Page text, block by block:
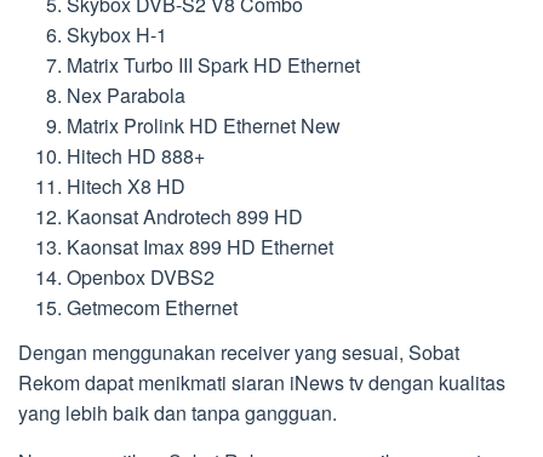
Skybox H-1
Matrix Turbo III Spark HD Ethernet
Nex Parabola
Matrix Prolink HD Ethernet New
Hitech HD 888+
Hitech X8 HD
Kaonsat Androtech 899 HD
Kaonsat Imax 899 HD Ethernet
Openbox DVBS2
Getmecom Ethernet
Dengan menggunakan receiver yang sesuai, Sobat
Rekom dapat menikmati siaran iNews tv dengan kualitas
yang lebih baik dan tanpa gangguan.